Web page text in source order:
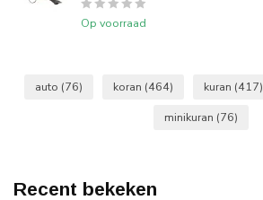
Op voorraad
auto (76) koran (464) kuran (417)
minikuran (76)
Recent bekeken